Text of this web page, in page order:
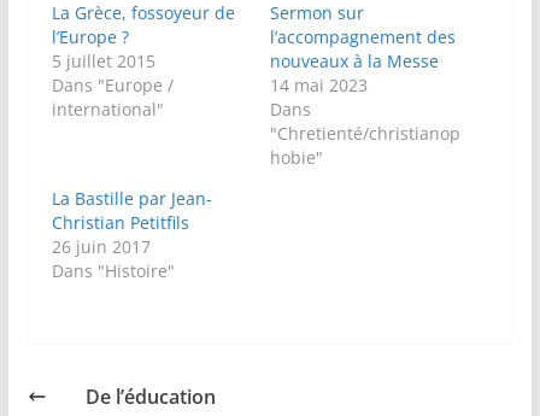
La Grèce, fossoyeur de
l’Europe ?
5 juillet 2015
Dans "Europe /
international"
Sermon sur
l’accompagnement des
nouveaux à la Messe
14 mai 2023
Dans
"Chretienté/christianop
hobie"
La Bastille par Jean-
Christian Petitfils
26 juin 2017
Dans "Histoire"
De l’éducation